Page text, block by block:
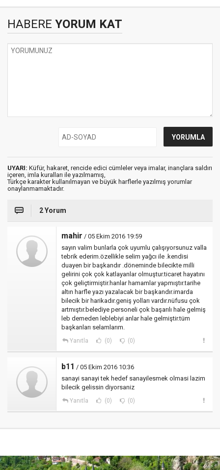
HABERE YORUM KAT
UYARI: Küfür, hakaret, rencide edici cümleler veya imalar, inançlara saldırı
içeren, imla kuralları ile yazılmamış,
Türkçe karakter kullanılmayan ve büyük harflerle yazılmış yorumlar
onaylanmamaktadır.
2 Yorum
mahir / 05 Ekim 2016 19:59
sayın valim bunlarla çok uyumlu çalışıyorsunuz valla
tebrik ederim.özellikle selim yağcı ile .kendisi
duayen bir başkandır .döneminde bilecikte milli
gelirini çok çok katlayanlar olmuştur.ticaret hayatını
çok geliçtirmiştir.hanlar hamamlar yapmıştır.tarihe
altın harfle yazı yazalacak bir başkandır.imarda
bilecik bir harikadır.geniş yolları vardır.nüfusu çok
artmıştır.belediye personeli çok başarılı hale gelmiş
leb demeden leblebiyi anlar hale gelmiştir.tüm
başkanları selamlarım.
Yanıtla (0) (0)
b11 / 05 Ekim 2016 10:36
sanayi sanayi tek hedef sanayilesmek olmasi lazim
bilecik gelissin diyorsaniz
Yanıtla (0) (0)